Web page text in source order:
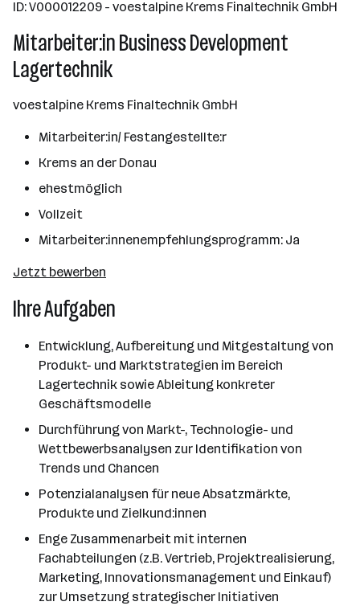
Linz
ID: V000012209 - voestalpine Krems Finaltechnik GmbH
Mitarbeiter:in Business Development
Lagertechnik
voestalpine Krems Finaltechnik GmbH
Mitarbeiter:in/ Festangestellte:r
Krems an der Donau
ehestmöglich
Vollzeit
Mitarbeiter:innenempfehlungsprogramm: Ja
Jetzt bewerben
Ihre Aufgaben
Entwicklung, Aufbereitung und Mitgestaltung von
Produkt- und Marktstrategien im Bereich
Lagertechnik sowie Ableitung konkreter
Geschäftsmodelle
Durchführung von Markt-, Technologie- und
Wettbewerbsanalysen zur Identifikation von
Trends und Chancen
Potenzialanalysen für neue Absatzmärkte,
Produkte und Zielkund:innen
Enge Zusammenarbeit mit internen
Fachabteilungen (z.B. Vertrieb, Projektrealisierung,
Marketing, Innovationsmanagement und Einkauf)
zur Umsetzung strategischer Initiativen